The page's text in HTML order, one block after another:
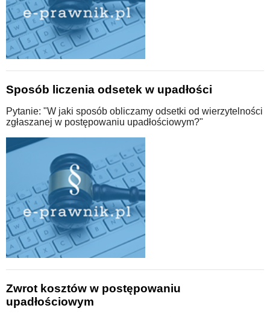
Sposób liczenia odsetek w upadłości
Pytanie: "W jaki sposób obliczamy odsetki od wierzytelności
zgłaszanej w postępowaniu upadłościowym?"
Zwrot kosztów w postępowaniu
upadłościowym